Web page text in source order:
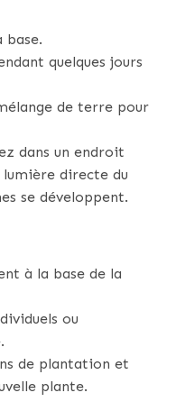
base.
quelques jours
de terre pour
dans un endroit
lumière directe du
se développent.
à la base de la
ou
de plantation et
plante.